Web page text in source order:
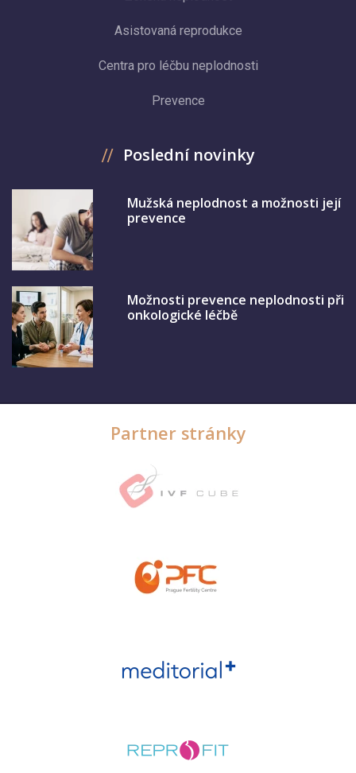
Asistovaná reprodukce
Centra pro léčbu neplodnosti
Prevence
Poslední novinky
Mužská neplodnost a možnosti její
prevence
Možnosti prevence neplodnosti při
onkologické léčbě
Partner stránky